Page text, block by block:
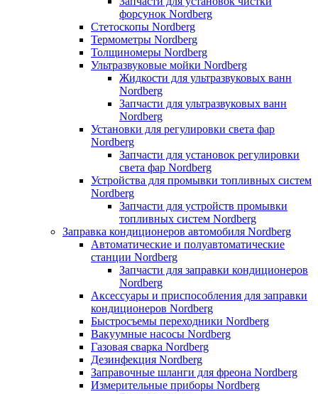
форсунок Nordberg
Стетоскопы Nordberg
Термометры Nordberg
Толщиномеры Nordberg
Ультразвуковые мойки Nordberg
Жидкости для ультразвуковых ванн
Nordberg
Запчасти для ультразвуковых ванн
Nordberg
Установки для регулировки света фар
Nordberg
Запчасти для установок регулировки
света фар Nordberg
Устройства для промывки топливных систем
Nordberg
Запчасти для устройств промывки
топливных систем Nordberg
Заправка кондиционеров автомобиля Nordberg
Автоматические и полуавтоматические
станции Nordberg
Запчасти для заправки кондиционеров
Nordberg
Аксессуары и приспособления для заправки
кондиционеров Nordberg
Быстросъемы переходники Nordberg
Вакуумные насосы Nordberg
Газовая сварка Nordberg
Дезинфекция Nordberg
Заправочные шланги для фреона Nordberg
Измерительные приборы Nordberg